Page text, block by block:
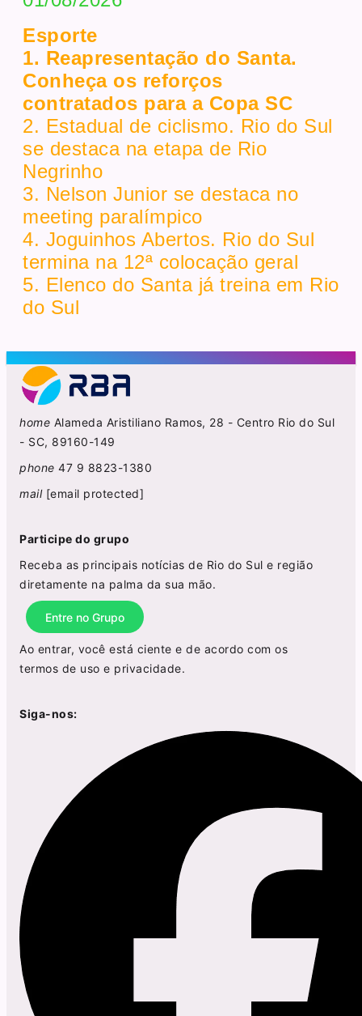
Esporte
1. Reapresentação do Santa.
Conheça os reforços
contratados para a Copa SC
2. Estadual de ciclismo. Rio do Sul
se destaca na etapa de Rio
Negrinho
3. Nelson Junior se destaca no
meeting paralímpico
4. Joguinhos Abertos. Rio do Sul
termina na 12ª colocação geral
5. Elenco do Santa já treina em Rio
do Sul
home Alameda Aristiliano Ramos, 28 - Centro Rio do Sul
- SC, 89160-149
phone 47 9 8823-1380
mail [email protected]
Participe do grupo
Receba as principais notícias de Rio do Sul e região
diretamente na palma da sua mão.
Entre no Grupo
Ao entrar, você está ciente e de acordo com os
termos de uso e privacidade.
Siga-nos: